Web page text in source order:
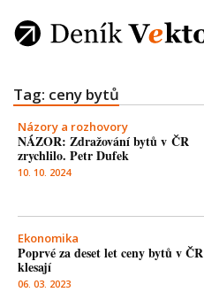
Tag: ceny bytů
Názory a rozhovory
NÁZOR: Zdražování bytů v ČR
zrychlilo. Petr Dufek
10. 10. 2024
Ekonomika
Poprvé za deset let ceny bytů v ČR
klesají
06. 03. 2023